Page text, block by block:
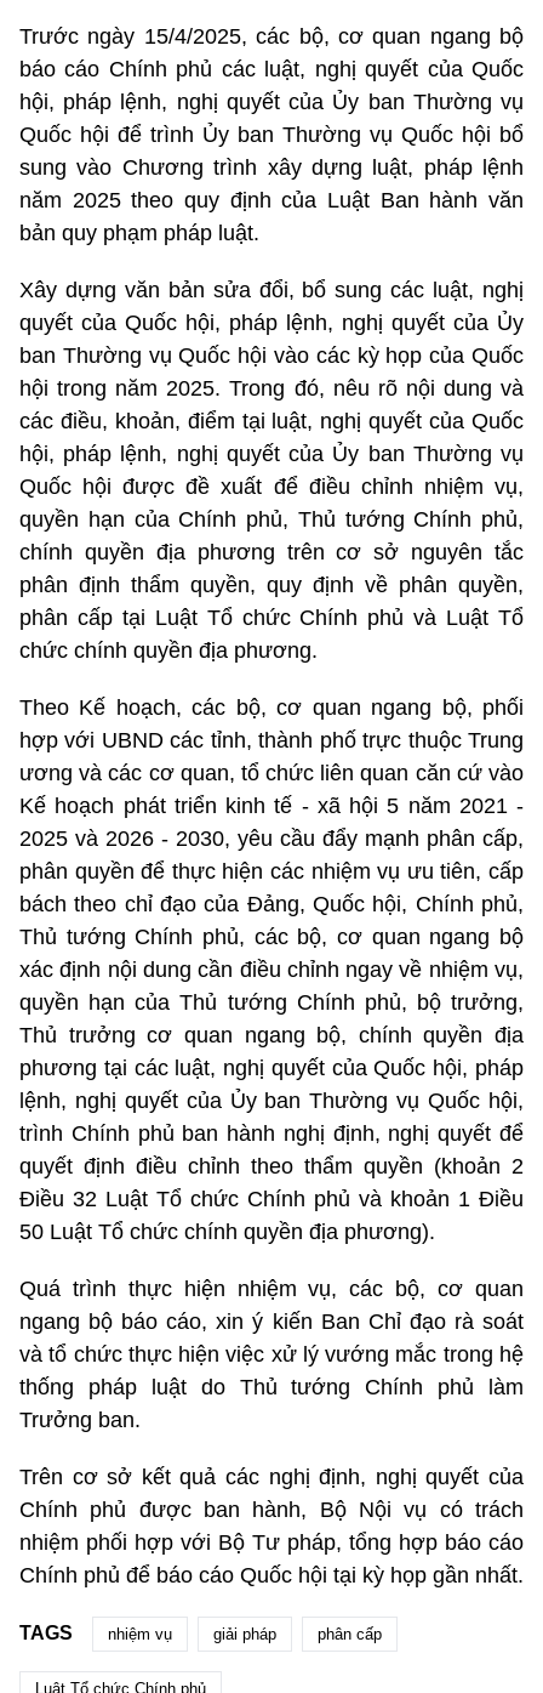
Trước ngày 15/4/2025, các bộ, cơ quan ngang bộ
báo cáo Chính phủ các luật, nghị quyết của Quốc
hội, pháp lệnh, nghị quyết của Ủy ban Thường vụ
Quốc hội để trình Ủy ban Thường vụ Quốc hội bổ
sung vào Chương trình xây dựng luật, pháp lệnh
năm 2025 theo quy định của Luật Ban hành văn
bản quy phạm pháp luật.
Xây dựng văn bản sửa đổi, bổ sung các luật, nghị
quyết của Quốc hội, pháp lệnh, nghị quyết của Ủy
ban Thường vụ Quốc hội vào các kỳ họp của Quốc
hội trong năm 2025. Trong đó, nêu rõ nội dung và
các điều, khoản, điểm tại luật, nghị quyết của Quốc
hội, pháp lệnh, nghị quyết của Ủy ban Thường vụ
Quốc hội được đề xuất để điều chỉnh nhiệm vụ,
quyền hạn của Chính phủ, Thủ tướng Chính phủ,
chính quyền địa phương trên cơ sở nguyên tắc
phân định thẩm quyền, quy định về phân quyền,
phân cấp tại Luật Tổ chức Chính phủ và Luật Tổ
chức chính quyền địa phương.
Theo Kế hoạch, các bộ, cơ quan ngang bộ, phối
hợp với UBND các tỉnh, thành phố trực thuộc Trung
ương và các cơ quan, tổ chức liên quan căn cứ vào
Kế hoạch phát triển kinh tế - xã hội 5 năm 2021 -
2025 và 2026 - 2030, yêu cầu đẩy mạnh phân cấp,
phân quyền để thực hiện các nhiệm vụ ưu tiên, cấp
bách theo chỉ đạo của Đảng, Quốc hội, Chính phủ,
Thủ tướng Chính phủ, các bộ, cơ quan ngang bộ
xác định nội dung cần điều chỉnh ngay về nhiệm vụ,
quyền hạn của Thủ tướng Chính phủ, bộ trưởng,
Thủ trưởng cơ quan ngang bộ, chính quyền địa
phương tại các luật, nghị quyết của Quốc hội, pháp
lệnh, nghị quyết của Ủy ban Thường vụ Quốc hội,
trình Chính phủ ban hành nghị định, nghị quyết để
quyết định điều chỉnh theo thẩm quyền (khoản 2
Điều 32 Luật Tổ chức Chính phủ và khoản 1 Điều
50 Luật Tổ chức chính quyền địa phương).
Quá trình thực hiện nhiệm vụ, các bộ, cơ quan
ngang bộ báo cáo, xin ý kiến Ban Chỉ đạo rà soát
và tổ chức thực hiện việc xử lý vướng mắc trong hệ
thống pháp luật do Thủ tướng Chính phủ làm
Trưởng ban.
Trên cơ sở kết quả các nghị định, nghị quyết của
Chính phủ được ban hành, Bộ Nội vụ có trách
nhiệm phối hợp với Bộ Tư pháp, tổng hợp báo cáo
Chính phủ để báo cáo Quốc hội tại kỳ họp gần nhất.
TAGS nhiệm vụ giải pháp phân cấp
Luật Tổ chức Chính phủ